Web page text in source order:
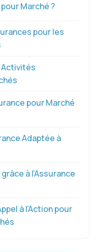
Marché ?
pour les
Activités
pour Marché
Adaptée à
à l’Assurance
à l’Action pour